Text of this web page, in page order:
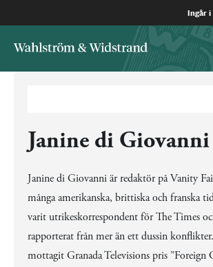
Ingår
Janine di Giovanni
Janine di Giovanni är redaktör på Vanity
många amerikanska, brittiska och franska
varit utrikeskorrespondent för The Times
rapporterat från mer än ett dussin
mottagit Granada Televisions pris ”Foreign